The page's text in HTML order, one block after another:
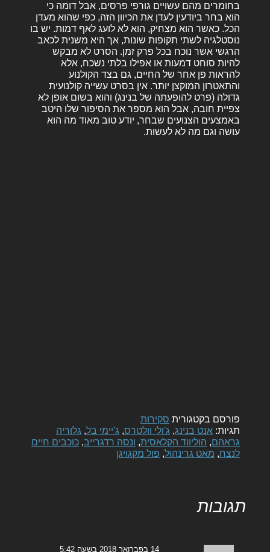
בחומרים מהם עשויים גורפי פרסים, אבל דומה כי
הוא בחר ביודעין לעדן את הכיוון הזה, כפי שהוא מעדן
הכל. כאשר הוא מצחיק, הוא לא לועג לאף דמות. יש בו
נוסטלגיה לשתי תקופות שונות, אך היא משנית לכאב
הרגשי אשר נוכח בכל פרק זמן. הסרט לא מבקש
להיות סוחט דמעות או אפילו בלתי נשכח, אלא
להראות פן אחר של החיים, גם בצד הקולנוע
והתאטרון המוקצן יותר. אין בסרט עשייה קולנועית
גדולה (פרט להופעתה של בנינג) והוא בשום אופן לא
צפיית חובה, אבל הוא מספר את הסיפור שלו היטב
באמצעים הצנועים שבחר, יודע טוב מאוד מה הוא
עושה וגם מה לא לעשות.
פורסם בקטגורית סקירות
תגיות: אנט בנינג, ג'ולי וולטרס, ג'יימי בל, גלוריה
גראהם, הוליווד הקלאסית, ונסה רדגרייב, כוכבים חיים
לנצח, מאט גרינהול, פול מקגויגן
תגובות
14 בפברואר 2018 בשעה 5:42